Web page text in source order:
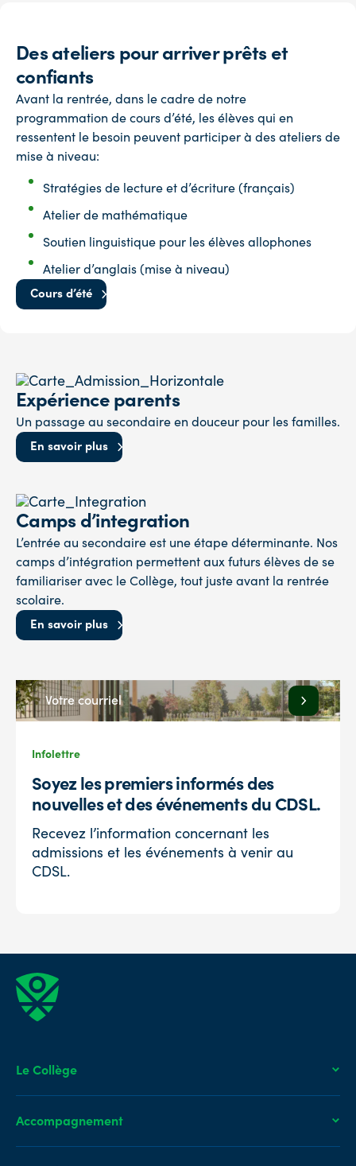
Des ateliers pour arriver prêts et
confiants
Avant la rentrée, dans le cadre de notre
programmation de cours d’été, les élèves qui en
ressentent le besoin peuvent participer à des ateliers de
mise à niveau:
Stratégies de lecture et d’écriture (français)
Atelier de mathématique
Soutien linguistique pour les élèves allophones
Atelier d’anglais (mise à niveau)
Cours d’été
Expérience parents
Un passage au secondaire en douceur pour les familles.
En savoir plus
Camps d’integration
L’entrée au secondaire est une étape déterminante. Nos
camps d’intégration permettent aux futurs élèves de se
familiariser avec le Collège, tout juste avant la rentrée
scolaire.
En savoir plus
Infolettre
Soyez les premiers informés des
nouvelles et des événements du CDSL.
Recevez l’information concernant les
admissions et les événements à venir au
CDSL.
Le Collège
Équipe
Développement durable
Accompagnement